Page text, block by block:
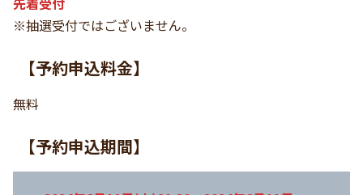
※抽選受付ではございません。
【予約申込料金】
無料
【予約申込期間】